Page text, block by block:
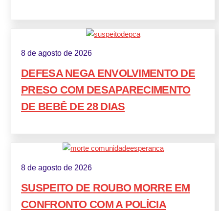
8 de agosto de 2026
DEFESA NEGA ENVOLVIMENTO DE
PRESO COM DESAPARECIMENTO
DE BEBÊ DE 28 DIAS
8 de agosto de 2026
SUSPEITO DE ROUBO MORRE EM
CONFRONTO COM A POLÍCIA